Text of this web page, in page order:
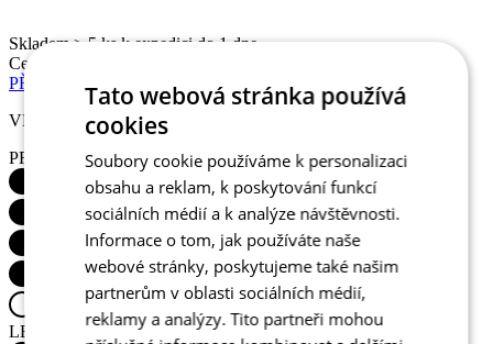
PRODYŠNOST
LEHKOST
Tato webová stránka používá
cookies
Soubory cookie používáme k personalizaci
obsahu a reklam, k poskytování funkcí
sociálních médií a k analýze návštěvnosti.
Informace o tom, jak používáte naše
webové stránky, poskytujeme také našim
partnerům v oblasti sociálních médií,
reklamy a analýzy. Tito partneři mohou